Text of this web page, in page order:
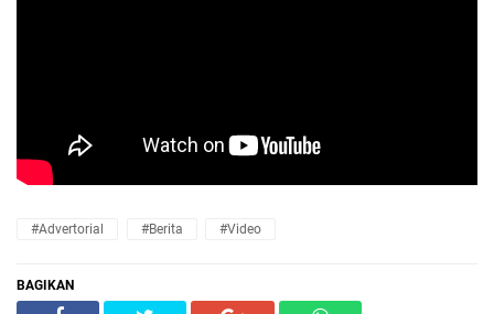
#advertorial #Berita #Video
BAGIKAN